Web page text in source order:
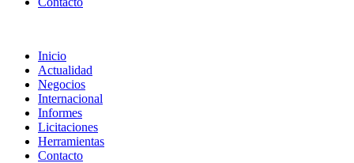
Inicio
Actualidad
Negocios
Internacional
Informes
Licitaciones
Herramientas
Contacto